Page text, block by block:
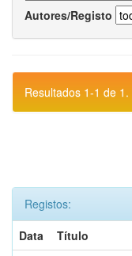
Autores/Registo
Resultados 1-1 de 1.
Registos:
Data
Título